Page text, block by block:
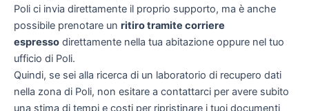
Poli ci invia direttamente il proprio supporto, ma è anche
possibile prenotare un ritiro tramite corriere
espresso direttamente nella tua abitazione oppure nel tuo
ufficio di Poli.
Quindi, se sei alla ricerca di un laboratorio di recupero dati
nella zona di Poli, non esitare a contattarci per avere subito